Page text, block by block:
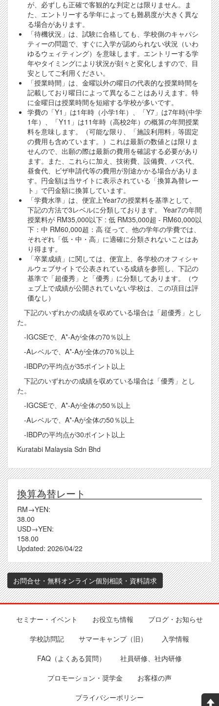
が、必ずしも正確で客観的な判定とは限りません。ま
た、エントリーする学年によっても難易度が大きく異な
る場合があります。
「待機状況」は、試験に合格しても、学校側のキャパシ
ティーの問題で、すぐに入学が認められない状況（いわ
ゆるウェィティング）を意味します。エントリーする学
年やタイミングにより状況が刻々と変化しますので、目
安としてご利用ください。
「授業時間」は、金曜以外の曜日の代表的な授業時間を
記載しており曜日によって異なることはありえます。特
に金曜日は授業時間を短縮する学校が多いです。
学費の「Y1」は1年時（小学1年）、「Y7」は7年時(中学
1年）、「Y11」は11年時（高校2年）の概算の年間授業
料を意味します。（可能な限り、「施設利用料」等固定
の費用も含めています。）これは最新の数値とは限りま
せんので、出願の際は最新の費用を確認する必要があり
ます。また、これらに加え、技術費、設備費、バス代、
昼食代、ビザ申請代等の費用が別途かかる場合がありま
す。円金額は当サイトに表示されている「換算為替レー
ト」で円金額に換算しています。
「学費水準」は、便宜上Year7の授業料を基準として、
下記の方法で3レベルに分類しております。 Year7の年間
授業料が RM35,000以下 : 低 RM35,000超 - RM60,000以
下：中 RM60,000超：高 従って、他の学年の学費では、
それぞれ「低・中・高」に適確に分類されないことはあ
り得ます。
「卒業成績」に関しては、便宜上、各学校のオフィシャ
ルウェブサイトで公表されている成績を参照し、下記の
基準で「超優秀」と「優秀」に分類してあります。（ウ
ェブ上で成績が公開されていない学校は、この項目は評
価なし）
下記のいずれかの成績を収めている場合は「超優秀」とし
た。
-IGCSEで、A*-Aが全体の70％以上
-Aレベルで、A*-Aが全体の70％以上
-IBDPの平均点が35ポイント以上
下記のいずれかの成績を収めている場合は「優秀」とし
た。
-IGCSEで、A*-Aが全体の50％以上
-Aレベルで、A*-Aが全体の50％以上
-IBDPの平均点が30ポイント以上
Kuratabi Malaysia Sdn Bhd
換算為替レート
RM→YEN:
38.00
USD→YEN:
158.00
Updated: 2026/04/22
お問合せ・無料オンライン個別相談・資料請求
Footerセミナー・イベント お役立ち情報
ブログ・お知らせ
学校訪問記
サマーキャンプ（旧）
入学情報
FAQ（よくある質問）
社員研修、社内研修
プロモーション・奨学金
お客様の声
プライバシーポリシー